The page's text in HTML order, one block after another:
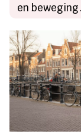
en beweging.